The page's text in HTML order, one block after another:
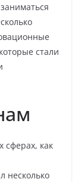
стали
сферах, как
несколько